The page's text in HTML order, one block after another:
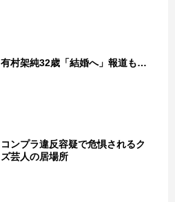
有村架純32歳「結婚へ」報道も…
コンプラ違反容疑で危惧されるク
ズ芸人の居場所